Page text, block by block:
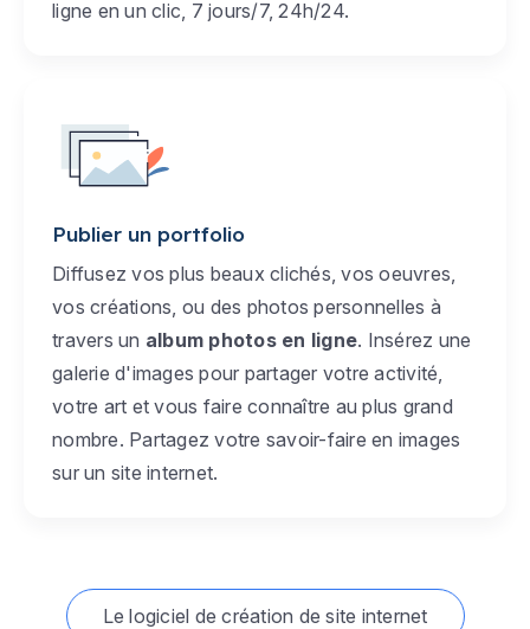
ligne en un clic, 7 jours/7, 24h/24.
Publier un portfolio
Diffusez vos plus beaux clichés, vos oeuvres,
vos créations, ou des photos personnelles à
travers un album photos en ligne. Insérez une
galerie d'images pour partager votre activité,
votre art et vous faire connaître au plus grand
nombre. Partagez votre savoir-faire en images
sur un site internet.
Le logiciel de création de site internet